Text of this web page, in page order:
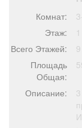
Комнат:
Этаж:
1
Всего Этажей:
9
Площадь
Общая:
Описание: